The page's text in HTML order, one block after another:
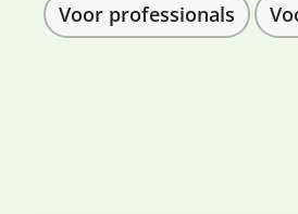
Voor professionals